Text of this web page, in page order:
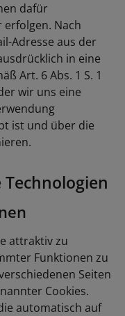
dafür
erfolgen. Nach
Adresse aus der
in eine
Art. 6 Abs. 1 S. 1
wir uns eine
ist und über die
attraktiv zu
Funktionen zu
Seiten
Cookies.
automatisch auf